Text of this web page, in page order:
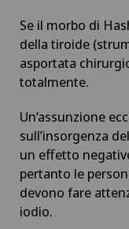
Endocrinologia
Endometriosi
Ernia - Ernia
Ernia del
Ernia del disco
Se il morbo di
della tiroide
asportata
totalmente.
Un’assunzione
sull’insorgenza
un effetto
pertanto le
devono fare
iodio.